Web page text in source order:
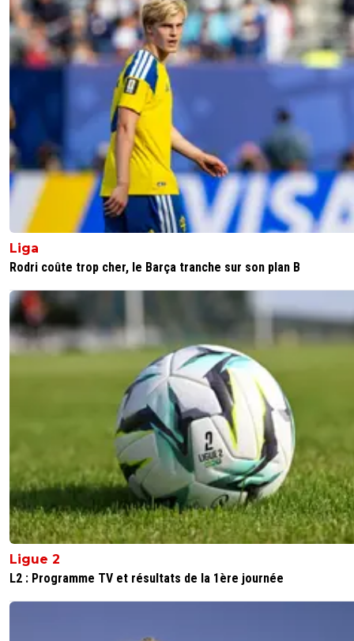
Liga
Rodri coûte trop cher, le Barça tranche sur son plan B
Ligue 2
L2 : Programme TV et résultats de la 1ère journée